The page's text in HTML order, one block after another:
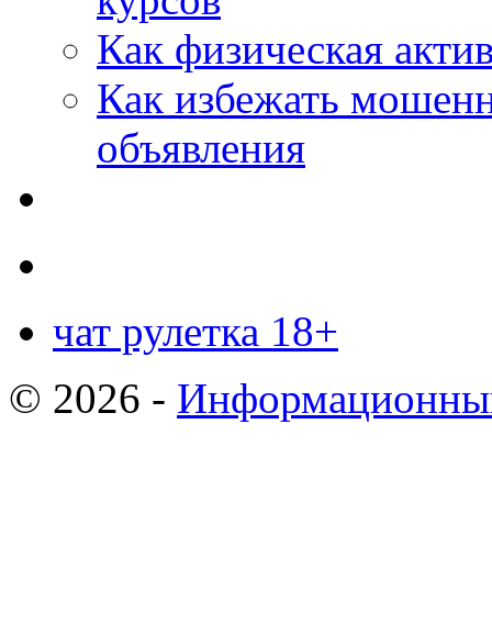
Как физическая
Как избежать
объявления
чат рулетка 18+
© 2026 -